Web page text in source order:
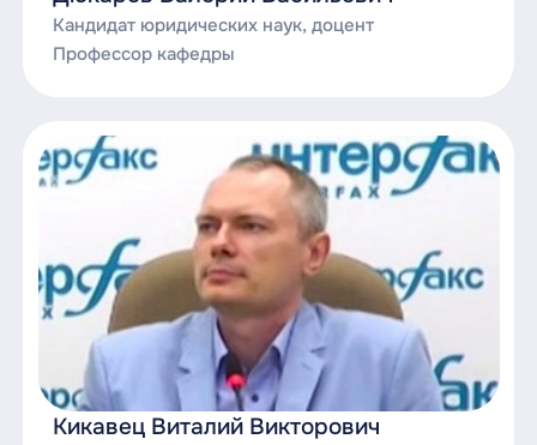
подготовка научно-квалификационной
работы (диссертации) на соискание ученой
степени кандидата наук;
Научно-исследовательская работа;
Педагогическая практика;
Производственная практика;
Производственная практика (научно-
исследовательская практика);
Производственная практика
(преддипломная практика);
Кандидат юридических наук, доцент
Профессор кафедры
Кикавец Виталий Викторович